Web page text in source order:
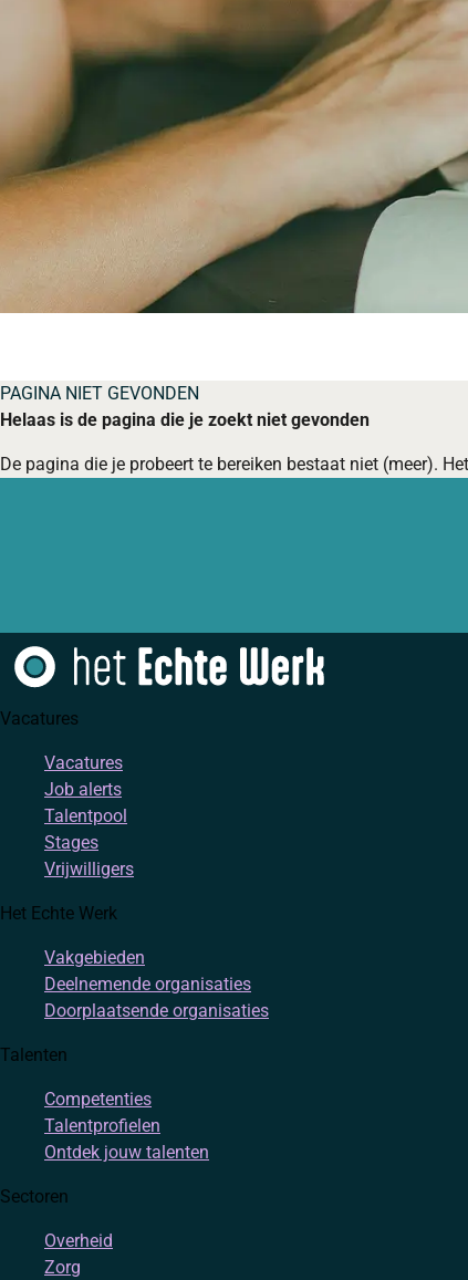
PAGINA NIET GEVONDEN
Helaas is de pagina die je zoekt niet gevonden
De pagina die je probeert te bereiken bestaat niet (meer).
Vacatures
Vacatures
Job alerts
Talentpool
Stages
Vrijwilligers
Het Echte Werk
Vakgebieden
Deelnemende organisaties
Doorplaatsende organisaties
Talenten
Competenties
Talentprofielen
Ontdek jouw talenten
Sectoren
Overheid
Zorg